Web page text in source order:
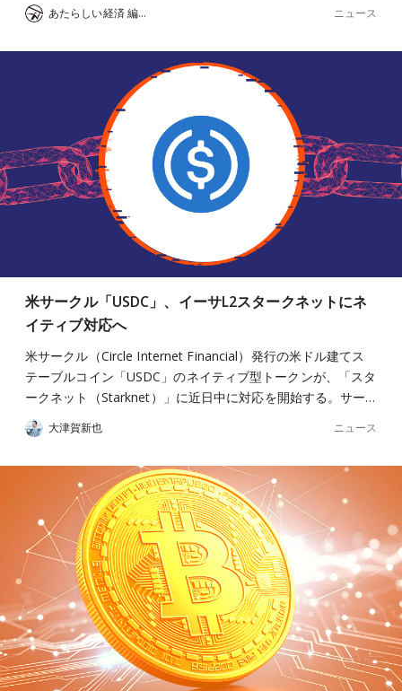
あたらしい経済 編集部 ニュース
米サークル「USDC」、イーサL2スタークネットにネ
イティブ対応へ
米サークル（Circle Internet Financial）発行の米ドル建てス
テーブルコイン「USDC」のネイティブ型トークンが、「スタ
ークネット（Starknet）」に近日中に対応を開始する。サー…
大津賀新也 ニュース